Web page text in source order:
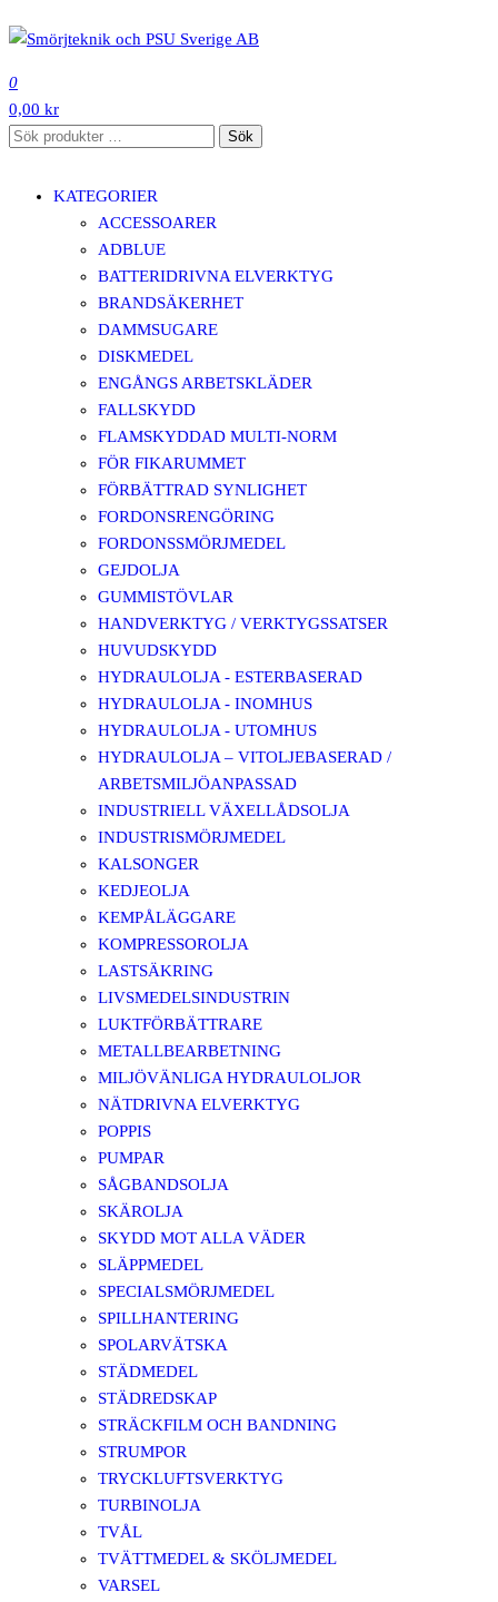
till
innehåll
0
0,00 kr
Sök
Sök
KATEGORIER
ACCESSOARER
ADBLUE
BATTERIDRIVNA ELVERKTYG
BRANDSÄKERHET
DAMMSUGARE
DISKMEDEL
ENGÅNGS ARBETSKLÄDER
FALLSKYDD
FLAMSKYDDAD MULTI-NORM
FÖR FIKARUMMET
FÖRBÄTTRAD SYNLIGHET
FORDONSRENGÖRING
FORDONSSMÖRJMEDEL
GEJDOLJA
GUMMISTÖVLAR
HANDVERKTYG / VERKTYGSSATSER
HUVUDSKYDD
HYDRAULOLJA - ESTERBASERAD
HYDRAULOLJA - INOMHUS
HYDRAULOLJA - UTOMHUS
HYDRAULOLJA – VITOLJEBASERAD /
ARBETSMILJÖANPASSAD
INDUSTRIELL VÄXELLÅDSOLJA
INDUSTRISMÖRJMEDEL
KALSONGER
KEDJEOLJA
KEMPÅLÄGGARE
KOMPRESSOROLJA
LASTSÄKRING
LIVSMEDELSINDUSTRIN
LUKTFÖRBÄTTRARE
METALLBEARBETNING
MILJÖVÄNLIGA HYDRAULOLJOR
NÄTDRIVNA ELVERKTYG
POPPIS
PUMPAR
SÅGBANDSOLJA
SKÄROLJA
SKYDD MOT ALLA VÄDER
SLÄPPMEDEL
SPECIALSMÖRJMEDEL
SPILLHANTERING
SPOLARVÄTSKA
STÄDMEDEL
STÄDREDSKAP
STRÄCKFILM OCH BANDNING
STRUMPOR
TRYCKLUFTSVERKTYG
TURBINOLJA
TVÅL
TVÄTTMEDEL & SKÖLJMEDEL
VARSEL